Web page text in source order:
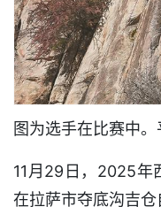
图为选手在比赛中
11月29日，2025年
在拉萨市夺底沟吉仓